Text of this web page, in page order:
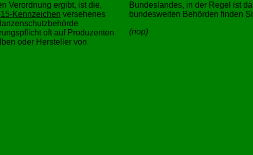
Verordnung ergibt, ist die,
Kennzeichen versehenes
oft auf Produzenten
oder Hersteller von
Bundeslandes, in der Regel ist
bundesweiten Behörden finden
(nop)